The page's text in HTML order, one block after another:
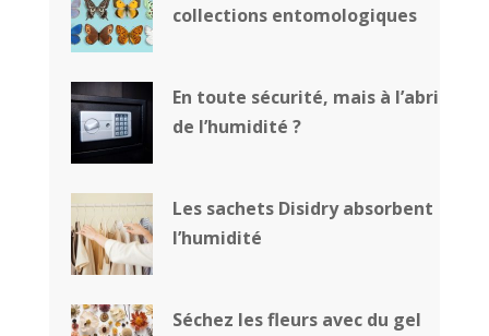
collections entomologiques
En toute sécurité, mais à l’abri
de l’humidité ?
Les sachets Disidry absorbent
l’humidité
Séchez les fleurs avec du gel